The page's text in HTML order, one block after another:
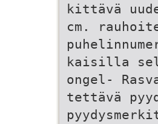
kittävä
cm.
kaisilla
ongel-
tettävä